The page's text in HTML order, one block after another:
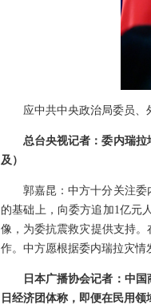
应中共中央政治局委员、
总台央视记者：委内瑞
及）
郭嘉昆：中方十分关注
的基础上，向委方追加1亿元
像，为委抗震救灾提供支持
作。中方愿根据委内瑞拉灾情
日本广播协会记者：中
日经济团体称，即便在民用